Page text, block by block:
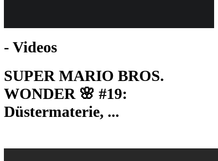
- Videos
SUPER MARIO BROS.
WONDER 🌸 #19:
Düstermaterie, ...